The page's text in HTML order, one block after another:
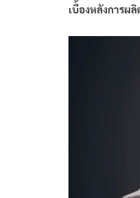
เบื้องหลังการผ